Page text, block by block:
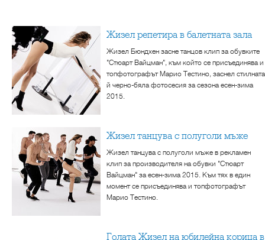
Жизел репетира в балетната зала
Жизел Бюндхен засне танцов клип за обувките
"Стюарт Вайцман", към който се присъединява и
топфотографът Марио Тестино, заснел стилната
й черно-бяла фотосесия за сезона есен-зима
2015.
Жизел танцува с полуголи мъже
Жизел танцува с полуголи мъже в рекламен
клип за производителя на обувки "Стюарт
Вайцман" за есен-зима 2015. Към тях в един
момент се присъединява и топфотографът
Марио Тестино.
Голата Жизел на юбилейна корица в